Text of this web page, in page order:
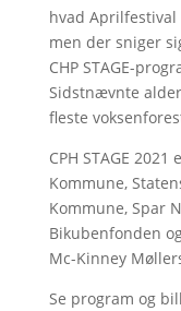
hvad
men der sniger
CHP STAGE-
Sidstnævnte
fleste
CPH STAGE
Kommune,
Kommune, Spar
Bikubenfonden
Mc-Kinney
Se program og